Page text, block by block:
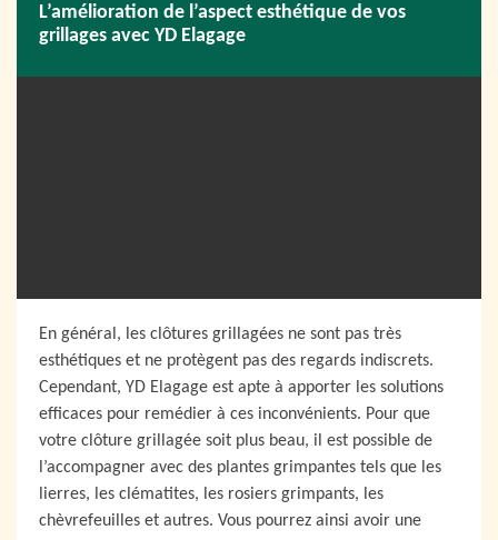
L’amélioration de l’aspect esthétique de vos
grillages avec YD Elagage
En général, les clôtures grillagées ne sont pas très
esthétiques et ne protègent pas des regards indiscrets.
Cependant, YD Elagage est apte à apporter les solutions
efficaces pour remédier à ces inconvénients. Pour que
votre clôture grillagée soit plus beau, il est possible de
l’accompagner avec des plantes grimpantes tels que les
lierres, les clématites, les rosiers grimpants, les
chèvrefeuilles et autres. Vous pourrez ainsi avoir une